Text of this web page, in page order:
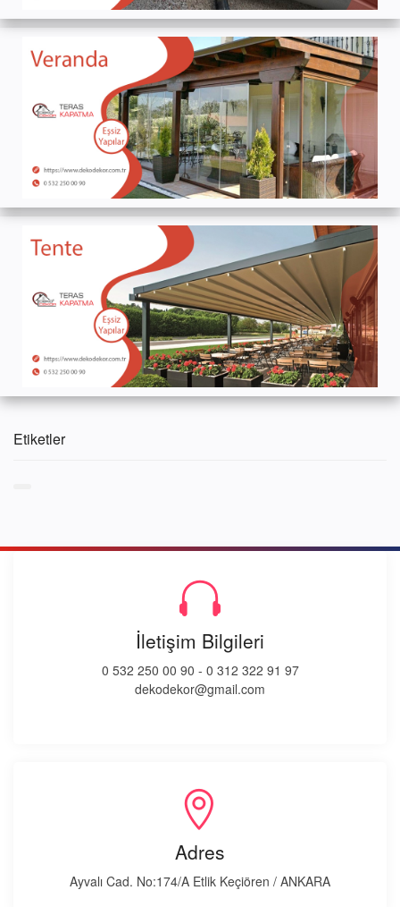
Etiketler
İletişim Bilgileri
0 532 250 00 90 - 0 312 322 91 97
dekodekor@gmail.com
Adres
Ayvalı Cad. No:174/A Etlik Keçiören / ANKARA